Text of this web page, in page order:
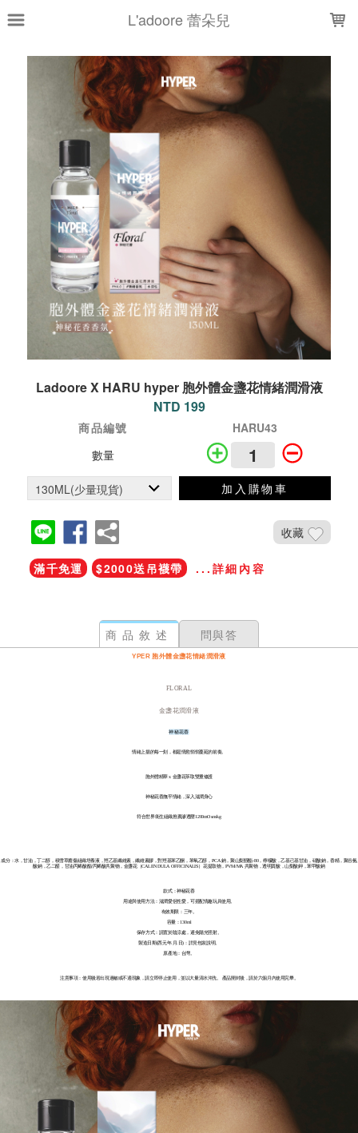
L'adoore 蕾朵兒
Ladoore X HARU hyper 胞外體金盞花情緒潤滑液
NTD 199
商品編號
HARU43
數量
加入購物車
收藏
滿千免運 $2000送吊襪帶 ...詳細內容
商品敘述 問與答